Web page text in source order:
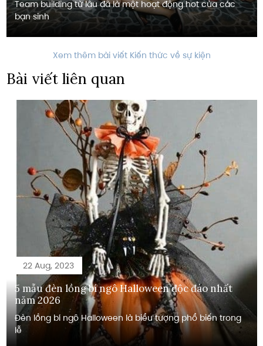
Team building từ lâu đã là một hoạt động hot của các
bạn sinh
Xem thêm bài viết Kiến thức về sự kiện
Bài viết liên quan
22 Aug, 2023
5 mẫu đèn lồng bí ngô Halloween độc đáo nhất
năm 2026
Đèn lồng bí ngô Halloween là biểu tượng phổ biến trong
lễ